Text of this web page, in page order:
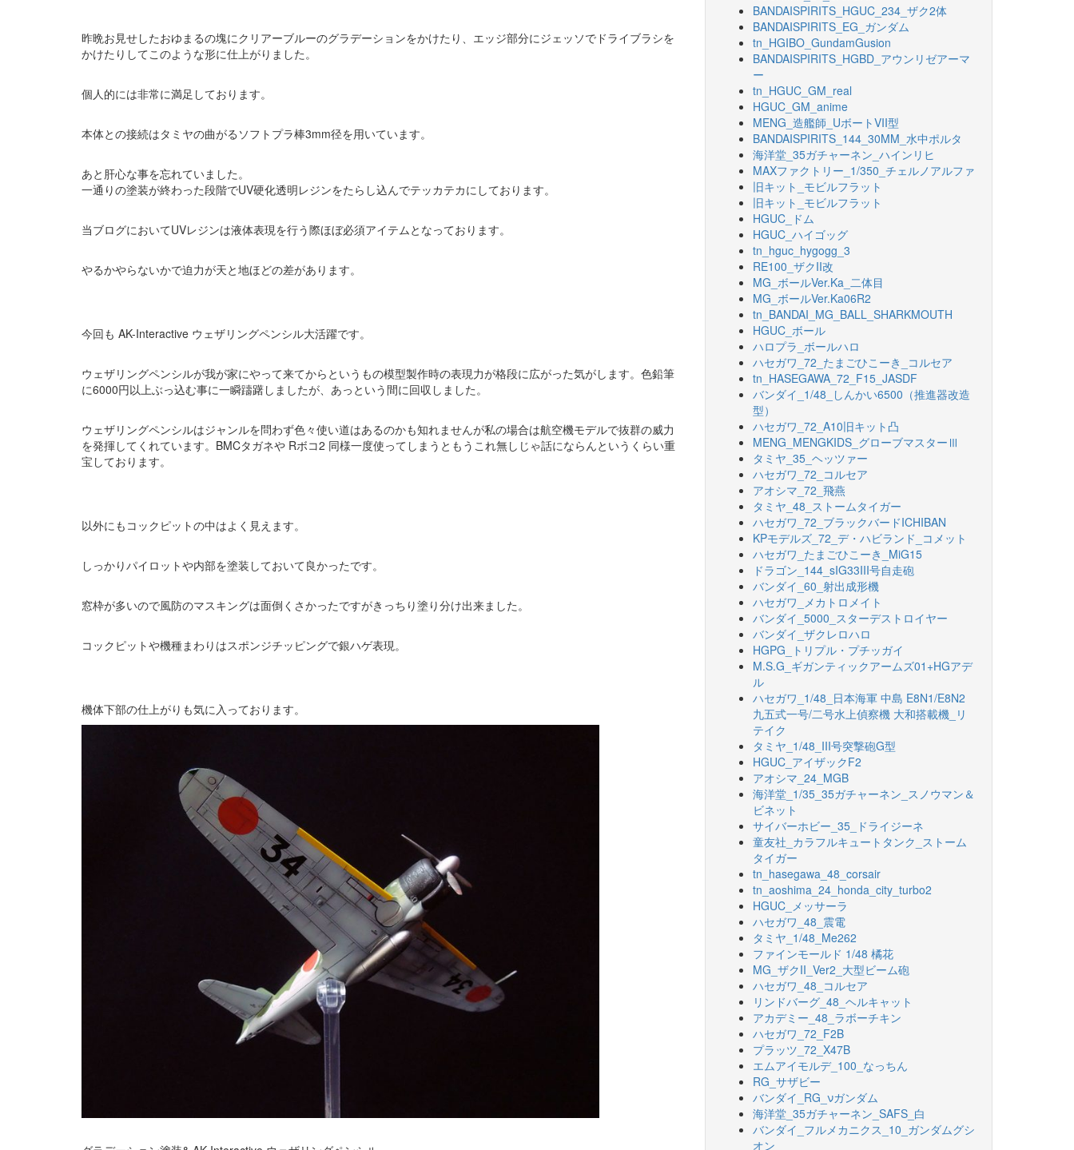
昨晩お見せしたおゆまるの塊にクリアーブルーのグラデーションをかけたり、エッジ部分にジェッソでドライブラシを
かけたりしてこのような形に仕上がりました。
個人的には非常に満足しております。
本体との接続はタミヤの曲がるソフトプラ棒3mm径を用いています。
あと肝心な事を忘れていました。
一通りの塗装が終わった段階でUV硬化透明レジンをたらし込んでテッカテカにしております。
当ブログにおいてUVレジンは液体表現を行う際ほぼ必須アイテムとなっております。
やるかやらないかで迫力が天と地ほどの差があります。
今回も AK-Interactive ウェザリングペンシル大活躍です。
ウェザリングペンシルが我が家にやって来てからというもの模型製作時の表現力が格段に広がった気がします。色鉛筆
に6000円以上ぶっ込む事に一瞬躊躇しましたが、あっという間に回収しました。
ウェザリングペンシルはジャンルを問わず色々使い道はあるのかも知れませんが私の場合は航空機モデルで抜群の威力
を発揮してくれています。BMCタガネや Rボコ2 同様一度使ってしまうともうこれ無しじゃ話にならんというくらい重
宝しております。
以外にもコックピットの中はよく見えます。
しっかりパイロットや内部を塗装しておいて良かったです。
窓枠が多いので風防のマスキングは面倒くさかったですがきっちり塗り分け出来ました。
コックピットや機種まわりはスポンジチッピングで銀ハゲ表現。
機体下部の仕上がりも気に入っております。
BANDAISPIRITS_HGUC_234_ザク2体
BANDAISPIRITS_EG_ガンダム
tn_HGIBO_GundamGusion
BANDAISPIRITS_HGBD_アウンリゼアーマ
ー
tn_HGUC_GM_real
HGUC_GM_anime
MENG_造艦師_UボートVII型
BANDAISPIRITS_144_30MM_水中ポルタ
海洋堂_35ガチャーネン_ハインリヒ
MAXファクトリー_1/350_チェルノアルファ
旧キット_モビルフラット
旧キット_モビルフラット
HGUC_ドム
HGUC_ハイゴッグ
tn_hguc_hygogg_3
RE100_ザクII改
MG_ボールVer.Ka_二体目
MG_ボールVer.Ka06R2
tn_BANDAI_MG_BALL_SHARKMOUTH
HGUC_ボール
ハロプラ_ボールハロ
ハセガワ_72_たまごひこーき_コルセア
tn_HASEGAWA_72_F15_JASDF
バンダイ_1/48_しんかい6500（推進器改造
型）
ハセガワ_72_A10旧キット凸
MENG_MENGKIDS_グローブマスターⅢ
タミヤ_35_ヘッツァー
ハセガワ_72_コルセア
アオシマ_72_飛燕
タミヤ_48_ストームタイガー
ハセガワ_72_ブラックバードICHIBAN
KPモデルズ_72_デ・ハビランド_コメット
ハセガワ_たまごひこーき_MiG15
ドラゴン_144_sIG33III号自走砲
バンダイ_60_射出成形機
ハセガワ_メカトロメイト
バンダイ_5000_スターデストロイヤー
バンダイ_ザクレロハロ
HGPG_トリプル・プチッガイ
M.S.G_ギガンティックアームズ01+HGアデ
ル
ハセガワ_1/48_日本海軍 中島 E8N1/E8N2
九五式一号/二号水上偵察機 大和搭載機_リ
テイク
タミヤ_1/48_III号突撃砲G型
HGUC_アイザックF2
アオシマ_24_MGB
海洋堂_1/35_35ガチャーネン_スノウマン＆
ビネット
サイバーホビー_35_ドライジーネ
童友社_カラフルキュートタンク_ストーム
タイガー
tn_hasegawa_48_corsair
tn_aoshima_24_honda_city_turbo2
HGUC_メッサーラ
ハセガワ_48_震電
タミヤ_1/48_Me262
ファインモールド 1/48 橘花
MG_ザクII_Ver2_大型ビーム砲
ハセガワ_48_コルセア
リンドバーグ_48_ヘルキャット
アカデミー_48_ラボーチキン
ハセガワ_72_F2B
プラッツ_72_X47B
エムアイモルデ_100_なっちん
RG_サザビー
バンダイ_RG_νガンダム
海洋堂_35ガチャーネン_SAFS_白
バンダイ_フルメカニクス_10_ガンダムグシ
オン